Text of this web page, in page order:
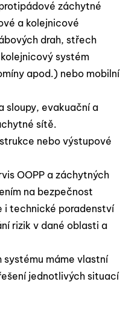
záchytné
a kolejnicové
drah, střech
systém
apod.) nebo mobilní
sloupy, evakuační a
sítě.
nebo výstupové
OOPP a záchytných
na bezpečnost
i technické poradenství
rizik v dané oblasti a
systému máme vlastní
jednotlivých situací